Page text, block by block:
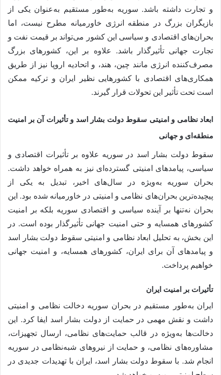
و تجارت داشته باشد. سوریه به‌طور مستقیم به‌عنوان یکی از
بازیگران بزرگ در منطقه انرژی خاورمیانه مطرح نیست، اما
بحران‌های اقتصادی و سیاسی این کشور می‌تواند بر قیمت نفت و
تجارت جهانی تأثیرگذار باشد. علاوه بر این، کشورهای بزرگ
مصرف‌کننده انرژی مانند چین، هند، و اتحادیه اروپا نیز از طریق
همکاری‌های اقتصادی با کشورهایی نظیر ایران و ترکیه ممکن
است تحت تأثیر این تحولات قرار گیرند.
ابعاد نظامی و امنیتی سقوط دولت بشار اسد و تأثیرات آن بر امنیت
منطقه‌ای و جهانی
سقوط دولت بشار اسد در سوریه علاوه بر تأثیرات اقتصادی و
سیاسی، پیامدهای امنیتی گسترده‌ای نیز به همراه خواهد داشت.
بحران سوریه به‌ویژه در سال‌های اخیر، تبدیل به یکی از
پیچیده‌ترین بحران‌های نظامی و امنیتی در خاورمیانه شده بود. این
بحران نه‌تنها بر آینده سیاسی و اقتصادی سوریه بلکه بر امنیت
کشورهای همسایه و حتی امنیت جهانی تأثیرگذار بوده است. در
این بخش، به تحلیل ابعاد نظامی و امنیتی سقوط دولت بشار اسد
و پیامدهای آن برای ایران، کشورهای همسایه، و امنیت جهانی
خواهیم پرداخت.
تأثیرات بر امنیت ایران
ایران به‌طور مستقیم در بحران سوریه دخالت نظامی و امنیتی
داشت و نقش مهمی در حمایت از دولت بشار اسد ایفا کرد. این
دخالت‌ها به‌ویژه در قالب حمایت‌های نظامی، ارسال تجهیزات،
مشاوره‌های نظامی، و حمایت از نیروهای شبه‌نظامی در سوریه
انجام شد. با سقوط دولت بشار اسد، ایران با تهدیدات جدیدی در